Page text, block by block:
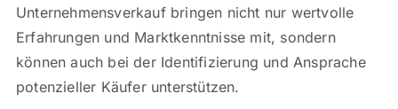
Unternehmensverkauf bringen nicht nur wertvolle
Erfahrungen und Marktkenntnisse mit, sondern
können auch bei der Identifizierung und Ansprache
potenzieller Käufer unterstützen.